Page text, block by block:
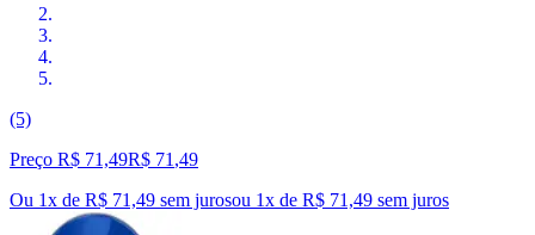
(5)
Preço R$ 71,49R$ 71,49
Ou 1x de R$ 71,49 sem jurosou 1x de R$ 71,49 sem juros